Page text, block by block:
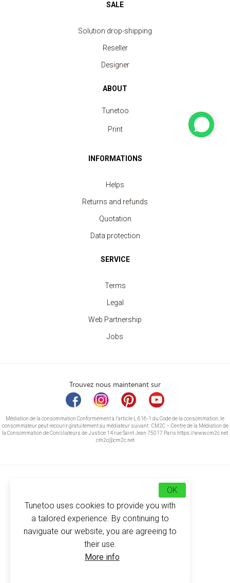
SALE
Solution drop-shipping
Reseller
Designer
ABOUT
Tunetoo
Print
INFORMATIONS
Helps
Returns and refunds
Quotation
Data protection
SERVICE
Terms
Legal
Web Partnership
Jobs
Trouvez nous maintenant sur
Médiation de la consommation Conformément à l’article L.616-1 du Code de la consommation, le
consommateur peut recourir gratuitement au médiateur suivant : CM2C – Centre de la Médiation de
la Consommation de Conciliateurs de Justice 14 rue Saint Jean 75017 Paris https://www.cm2c.net
cm2c@cm2c.net
© Copyright 2026
Tunetoo uses cookies to provide you with
a tailored experience. By continuing to
naviguate our website, you are agreeing to
their use.
More info
OK